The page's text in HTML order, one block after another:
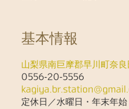
基本情報
山梨県南巨摩郡早川町奈
0556-20-5556
定休日／水曜日・年末年始